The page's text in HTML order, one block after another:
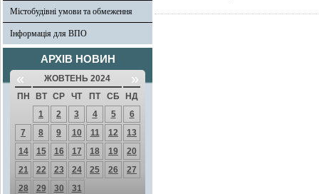
Містобудівні умови та обмеження
Інформація для ВПО
АРХІВ НОВИН
« ЖОВТЕНЬ 2024 »
ПН ВТ СР ЧТ ПТ СБ
НД
1
2 3 4 5
6
7
8 9 10 11 12
13
14
15 16 17 18 19
20
21
22 23 24 25 26
27
28
29 30 31